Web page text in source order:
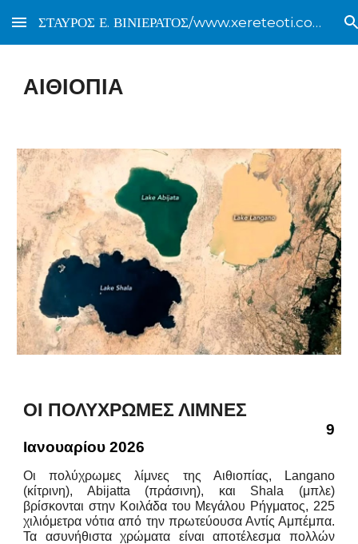
Skip to main content Skip to navigation
ΣΤΑΥΡΟΣ Ε. ΒΙΝΙΕΡΑΤΟΣ/www.xereteoti.com
ΑΙΘΙΟΠΙΑ
ΟΙ ΠΟΛΥΧΡΩΜΕΣ ΛΙΜΝΕΣ
9
Ιανουαρίου 2026
Οι πολύχρωμες λίμνες της Αιθιοπίας, Langano
(κίτρινη), Abijatta (πράσινη), και Shala (μπλε)
βρίσκονται στην Κοιλάδα του Μεγάλου Ρήγματος, 225
χιλιόμετρα νότια από την πρωτεύουσα Αντίς Αμπέμπα.
Τα ασυνήθιστα χρώματα είναι αποτέλεσμα πολλών